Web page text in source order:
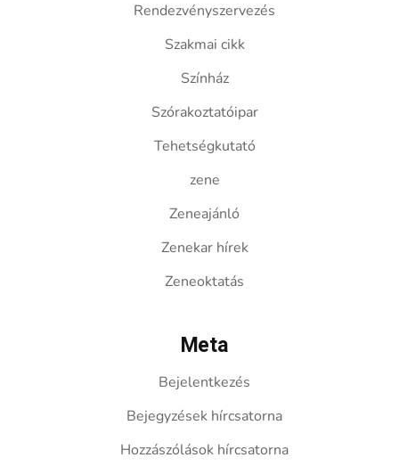
Rendezvényszervezés
Szakmai cikk
Színház
Szórakoztatóipar
Tehetségkutató
zene
Zeneajánló
Zenekar hírek
Zeneoktatás
Meta
Bejelentkezés
Bejegyzések hírcsatorna
Hozzászólások hírcsatorna